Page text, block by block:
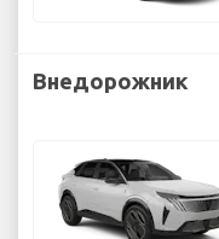
Внедорожник